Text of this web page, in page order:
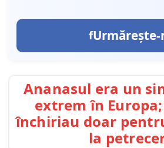
Urmărește-
Ananasul era un
extrem în
închiriau doar
la